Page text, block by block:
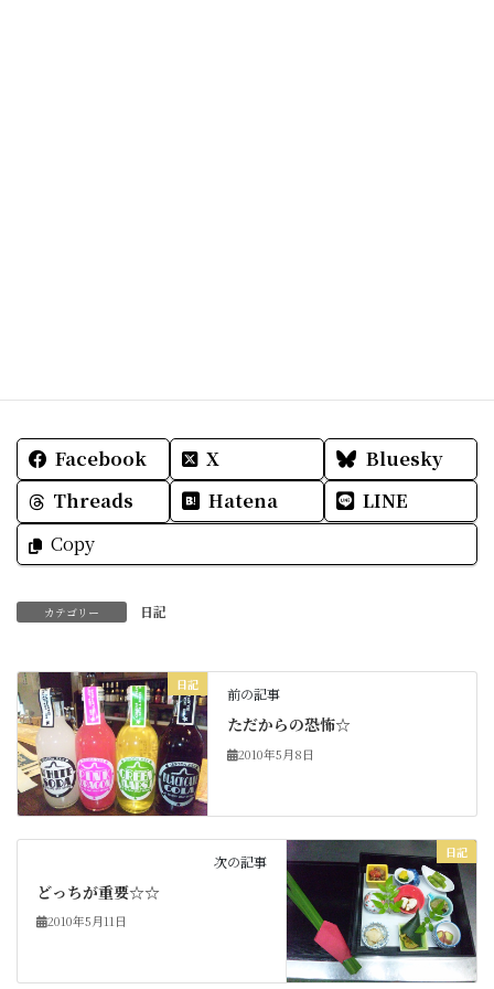
Facebook X
Bluesky
Threads
Hatena
LINE
Copy
カテゴリー 日記
日記
前の記事
ただからの恐怖☆
2010年5月8日
日記
次の記事
どっちが重要☆☆
2010年5月11日